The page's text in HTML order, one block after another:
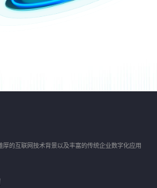
的互联网技术背景以及丰富的传统企业数字化应用